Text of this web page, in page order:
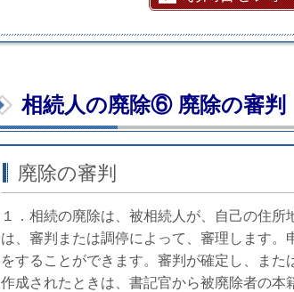
相続人の廃除⑥ 廃除の審判
廃除の審判
１．相続の廃除は、被相続人が、自己の住
は、審判または調停によって、審理します
をすることができます。審判が確定し、ま
作成されたときは、書記官から被廃除者の